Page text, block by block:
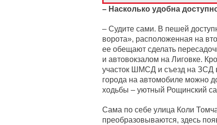
– Насколько удобна
– Судите сами. В пешей
ворота», расположенная на
ее обещают сделать
и автовокзалом на Лиговке.
участок ШМСД и съезд на ЗСД
города на автомобиле можно
ходьбы – уютный Рощинский
Сама по себе улица Коли
преобразовываются, здесь